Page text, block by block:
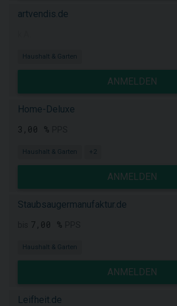
artvendis.de
Haushalt & Garten
ANMELDEN
Home-Deluxe
3,00 %
Haushalt & Garten +2
ANMELDEN
Staubsaugermanufaktur.de
7,00 %
Haushalt & Garten
ANMELDEN
Leifheit.de